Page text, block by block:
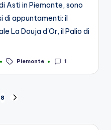
Asti in Piemonte, sono
di appuntamenti: il
La Douja d'Or, il Palio di
Piemonte 1
8